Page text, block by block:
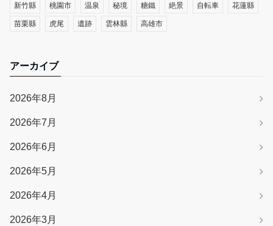
新竹縣 桃園市 温泉 秘境 糖鐵 絶景 自転車 花蓮縣
苗栗縣 虎尾 遺跡 雲林縣 高雄市
アーカイブ
2026年8月
2026年7月
2026年6月
2026年5月
2026年4月
2026年3月